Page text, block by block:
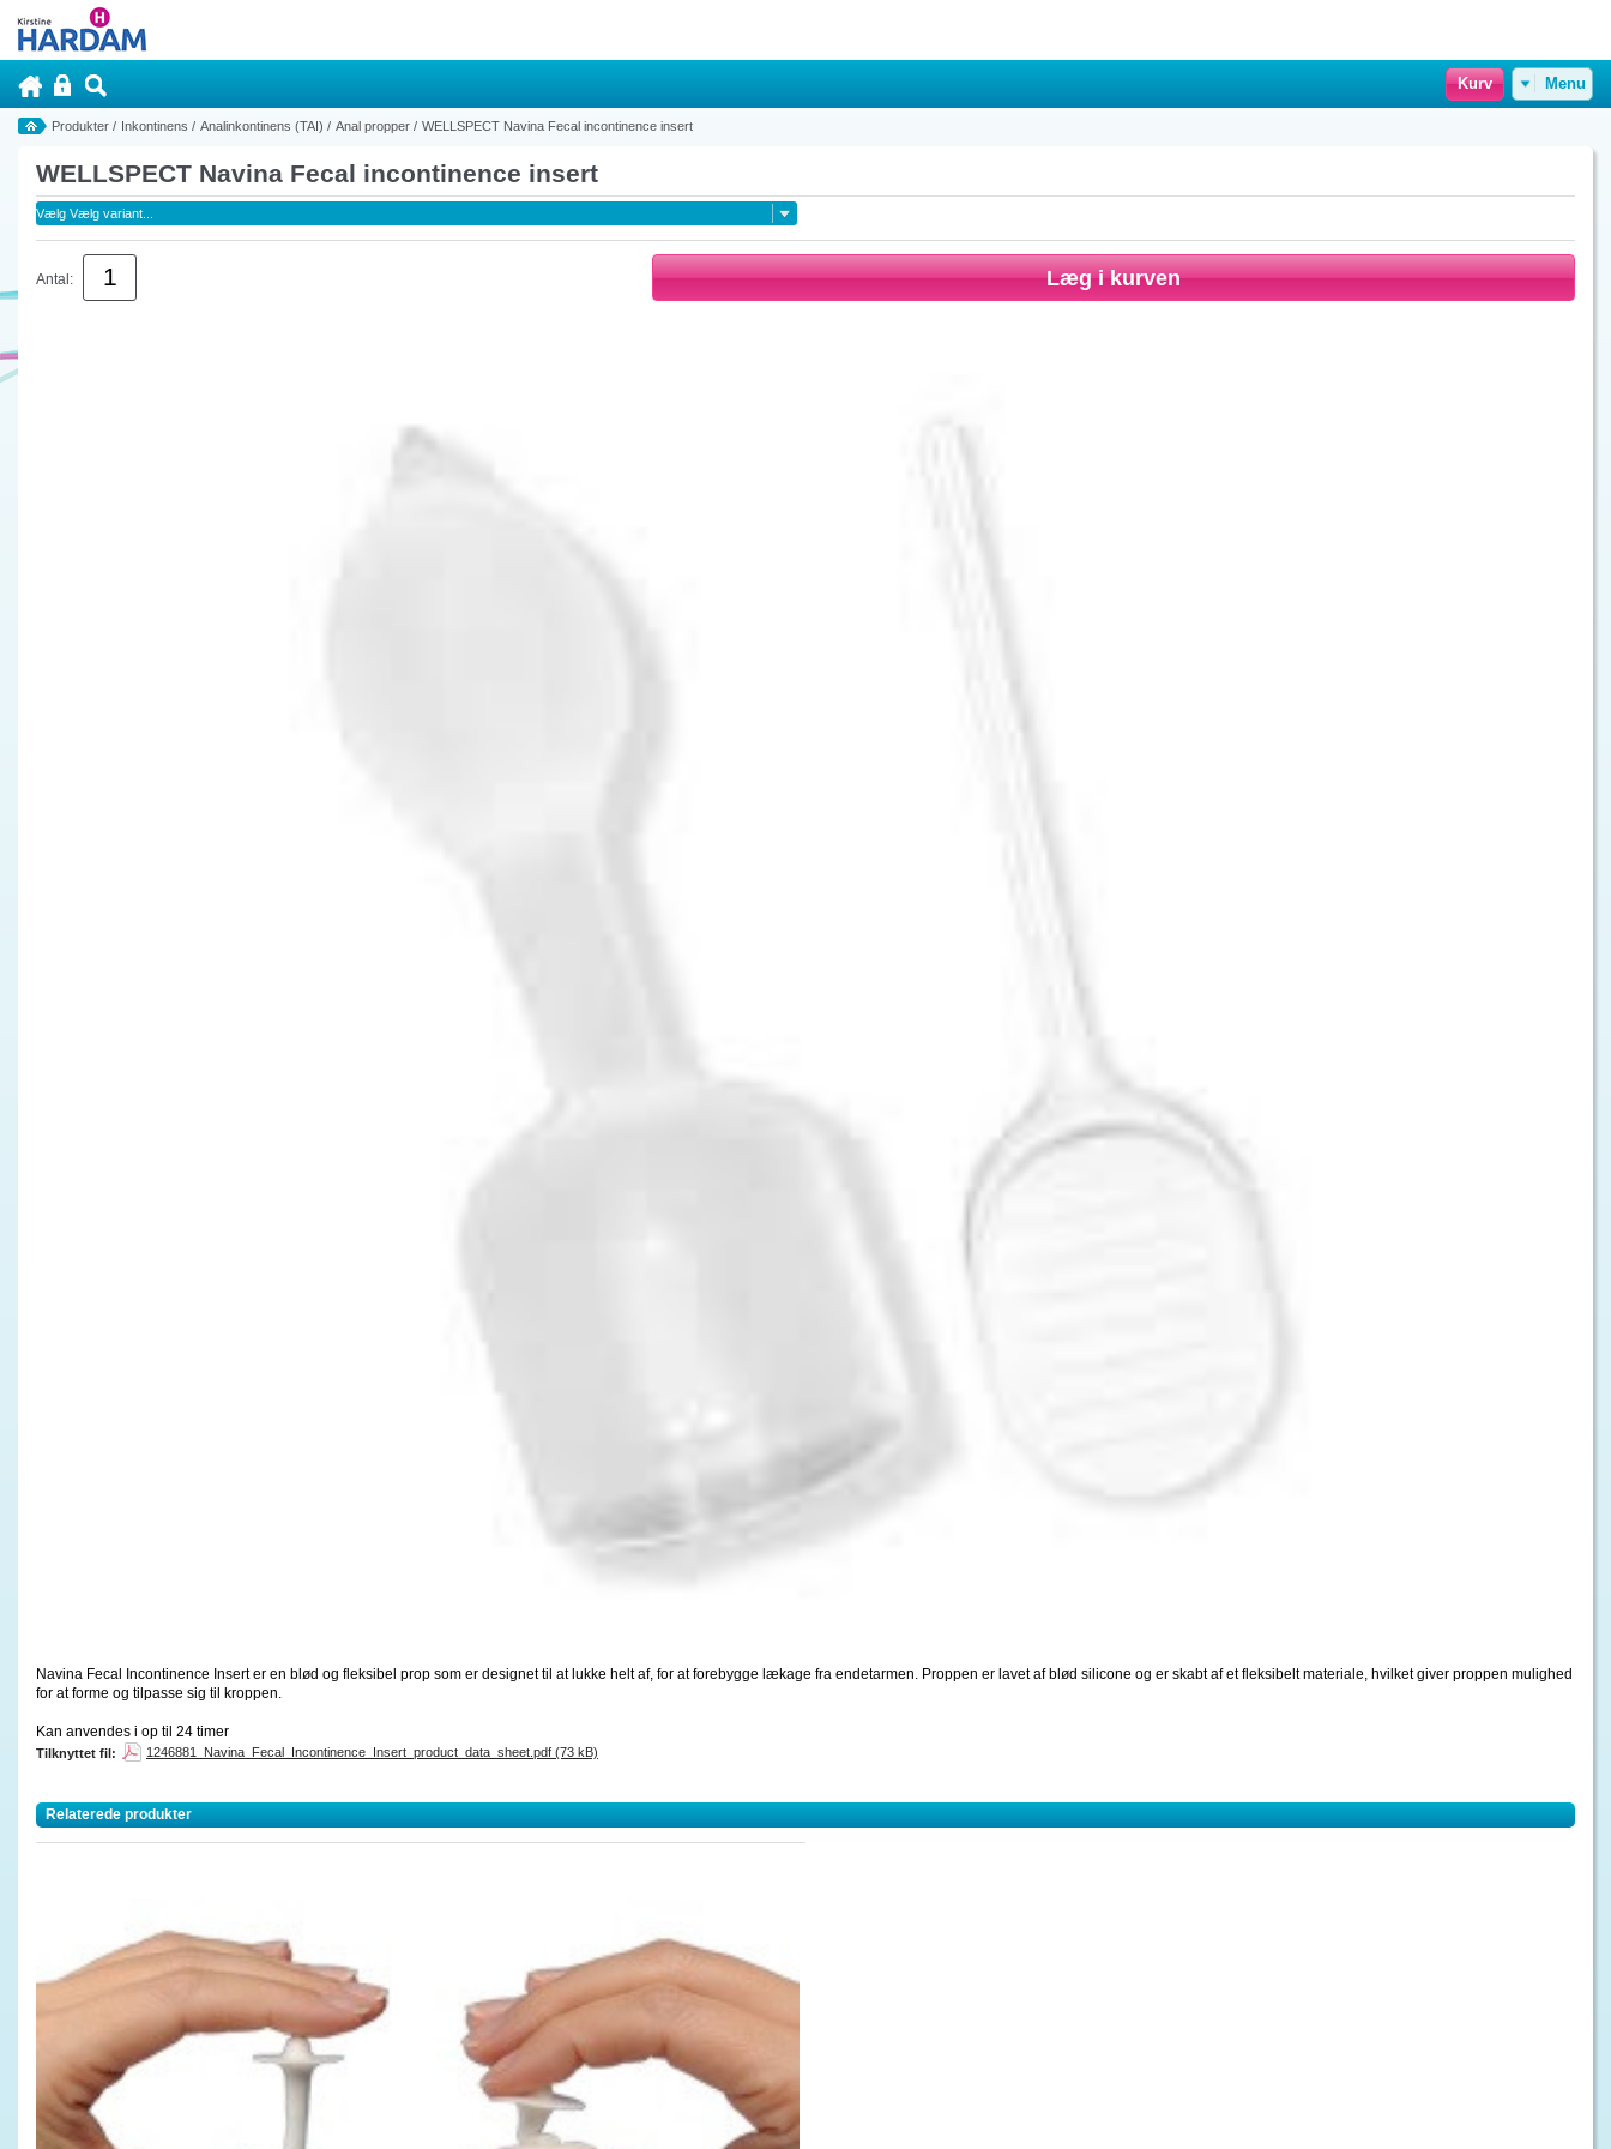
Kurv Menu
Produkter / Inkontinens / Analinkontinens (TAI) / Anal propper / WELLSPECT Navina Fecal incontinence insert
WELLSPECT Navina Fecal incontinence insert
Antal:
Navina Fecal Incontinence Insert er en blød og fleksibel prop som er designet til at lukke helt af, for at forebygge lækage fra endetarmen. Proppen er lavet af blød silicone og er skabt af et fleksibelt materiale, hvilket giver proppen mulighed
for at forme og tilpasse sig til kroppen.
Kan anvendes i op til 24 timer
Tilknyttet fil: 1246881_Navina_Fecal_Incontinence_Insert_product_data_sheet.pdf (73 kB)
Relaterede produkter